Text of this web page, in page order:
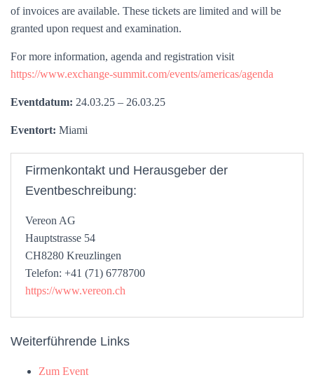
of invoices are available. These tickets are limited and will be
granted upon request and examination.
For more information, agenda and registration visit
https://www.exchange-summit.com/events/americas/agenda
Eventdatum: 24.03.25 – 26.03.25
Eventort: Miami
Firmenkontakt und Herausgeber der
Eventbeschreibung:
Vereon AG
Hauptstrasse 54
CH8280 Kreuzlingen
Telefon: +41 (71) 6778700
https://www.vereon.ch
Weiterführende Links
Zum Event